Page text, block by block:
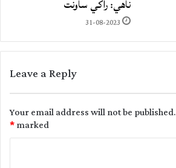
ناهي: راکي ساونت
31-08-2023
Leave a Reply
Your email address will not be published.
marked
*